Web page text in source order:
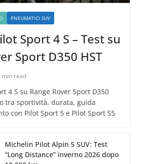
PNEUMATICI SUV
Sport 4 S – Test su
Sport D350 HST
min read
4 S su Range Rover Sport D350
tra sportività, durata, guida
con Pilot Sport 5 e Pilot Sport S5
Michelin Pilot Alpin 5 SUV: Test
“Long Distance” inverno 2026 dopo